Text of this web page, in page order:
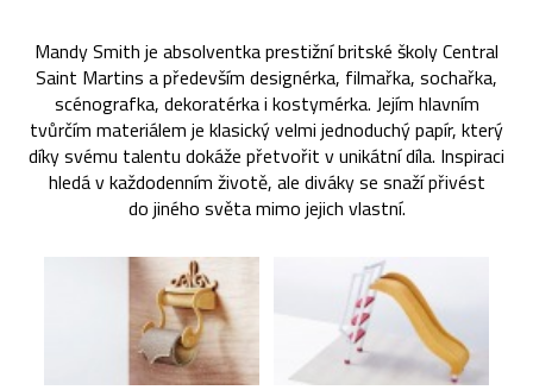
Mandy Smith je absolventka prestižní britské školy Central
Saint Martins a především designérka, filmařka, sochařka,
scénografka, dekoratérka i kostymérka. Jejím hlavním
tvůrčím materiálem je klasický velmi jednoduchý papír, který
díky svému talentu dokáže přetvořit v unikátní díla. Inspiraci
hledá v každodenním životě, ale diváky se snaží přivést
do jiného světa mimo jejich vlastní.